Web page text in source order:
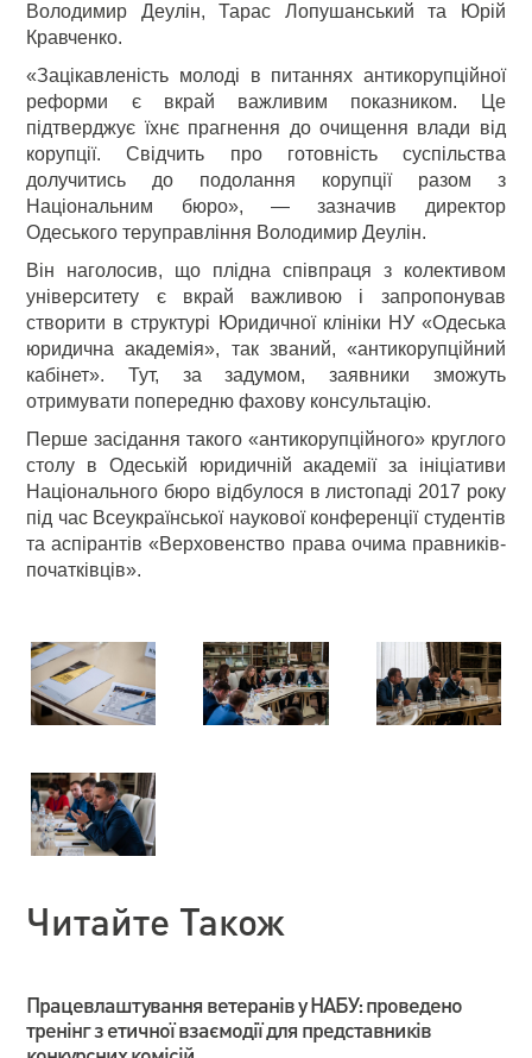
Володимир Деулін, Тарас Лопушанський та Юрій
Кравченко.
«Зацікавленість молоді в питаннях антикорупційної
реформи є вкрай важливим показником. Це
підтверджує їхнє прагнення до очищення влади від
корупції. Свідчить про готовність суспільства
долучитись до подолання корупції разом з
Національним бюро», — зазначив директор
Одеського теруправління Володимир Деулін.
Він наголосив, що плідна співпраця з колективом
університету є вкрай важливою і запропонував
створити в структурі Юридичної клініки НУ «Одеська
юридична академія», так званий, «антикорупційний
кабінет». Тут, за задумом, заявники зможуть
отримувати попередню фахову консультацію.
Перше засідання такого «антикорупційного» круглого
столу в Одеській юридичній академії за ініціативи
Національного бюро відбулося в листопаді 2017 року
під час Всеукраїнської наукової конференції студентів
та аспірантів «Верховенство права очима правників-
початківців».
Читайте Також
Працевлаштування ветеранів у НАБУ: проведено
тренінг з етичної взаємодії для представників